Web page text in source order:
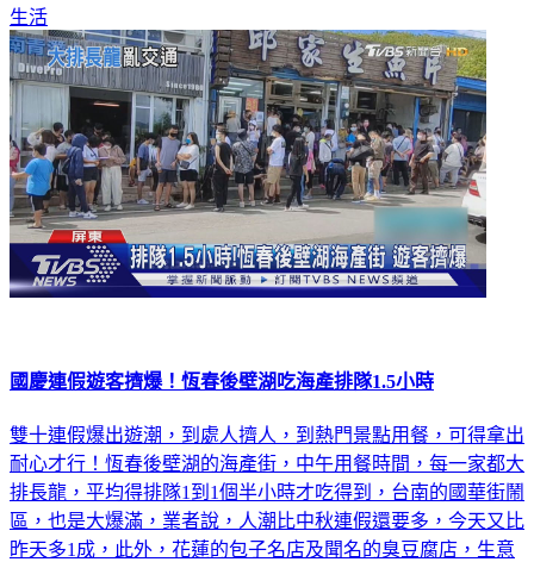
生活
國慶連假遊客擠爆！恆春後壁湖吃海產排隊1.5小時
雙十連假爆出遊潮，到處人擠人，到熱門景點用餐，可得拿出
耐心才行！恆春後壁湖的海產街，中午用餐時間，每一家都大
排長龍，平均得排隊1到1個半小時才吃得到，台南的國華街鬧
區，也是大爆滿，業者說，人潮比中秋連假還要多，今天又比
昨天多1成，此外，花蓮的包子名店及聞名的臭豆腐店，生意